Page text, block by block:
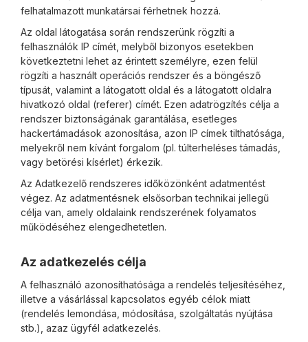
felhatalmazott munkatársai férhetnek hozzá.
Az oldal látogatása során rendszerünk rögzíti a
felhasználók IP címét, melyből bizonyos esetekben
következtetni lehet az érintett személyre, ezen felül
rögzíti a használt operációs rendszer és a böngésző
típusát, valamint a látogatott oldal és a látogatott oldalra
hivatkozó oldal (referer) címét. Ezen adatrögzítés célja a
rendszer biztonságának garantálása, esetleges
hackertámadások azonosítása, azon IP címek tilthatósága,
melyekről nem kívánt forgalom (pl. túlterheléses támadás,
vagy betörési kísérlet) érkezik.
Az Adatkezelő rendszeres időközönként adatmentést
végez. Az adatmentésnek elsősorban technikai jellegű
célja van, amely oldalaink rendszerének folyamatos
működéséhez elengedhetetlen.
Az adatkezelés célja
A felhasználó azonosíthatósága a rendelés teljesítéséhez,
illetve a vásárlással kapcsolatos egyéb célok miatt
(rendelés lemondása, módosítása, szolgáltatás nyújtása
stb.), azaz ügyfél adatkezelés.